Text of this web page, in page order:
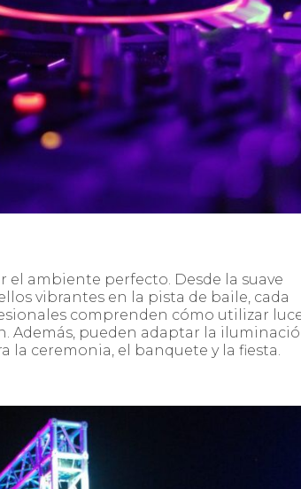
el ambiente perfecto. Desde la suave
vibrantes en la pista de baile, cada
comprenden cómo utilizar
Además, pueden adaptar la
la ceremonia, el banquete y la fiesta.